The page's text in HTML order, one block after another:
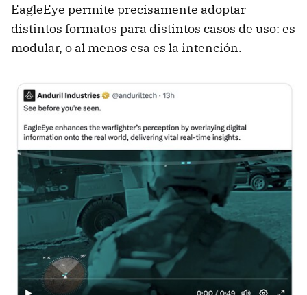
EagleEye permite precisamente adoptar
distintos formatos para distintos casos de uso: es
modular, o al menos esa es la intención.